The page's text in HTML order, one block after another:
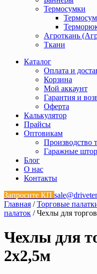
Термосумки
Агроткань
Ткани
Каталог
Оплата и
Корзина
Мой аккаунт
Гарантия и
Оферта
Калькулятор
Прайсы
Оптовикам
Производство
Гаражные
Блог
О нас
Контакты
Запросите КП
Главная /Торговые
палаток / Чехлы для
Чехлы для
2х2,5м